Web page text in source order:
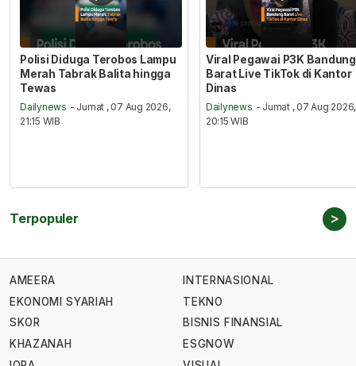
Polisi Diduga Terobos Lampu
Merah Tabrak Balita hingga
Tewas
Dailynews - Jumat , 07 Aug 2026,
21:15 WIB
Viral Pegawai P3K Bandung
Barat Live TikTok di Kantor
Dinas
Dailynews - Jumat , 07 Aug 2026,
20:15 WIB
Terpopuler >
AMEERA
EKONOMI SYARIAH
SKOR
KHAZANAH
INTERNASIONAL
TEKNO
BISNIS FINANSIAL
ESGNOW